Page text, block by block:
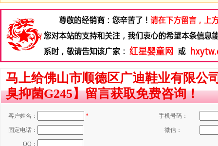
马上给佛山市顺德区广迪鞋业有限公
臭抑菌G245】留言获取免费咨询！
客户姓名： * 手机号码：
固定电话： 微信：
QQ：